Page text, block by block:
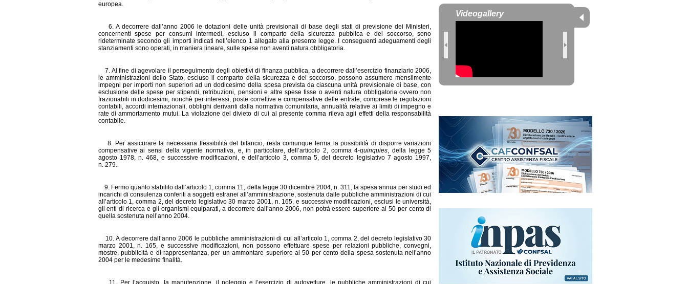
europea.
6. A decorrere dall’anno 2006 le dotazioni delle unità previsional i di base degli stati di previsione dei Ministeri,
concernenti spese per consumi intermedi, escluso il comparto della sicurezza pubblica e del soccorso, sono
rideterminate secondo gli importi indicati nell’elenco 1 allegato alla presente legge. I conseguenti adeguamenti degli
stanziamenti sono operati, in maniera lineare, sulle spese non aventi natura obbligatoria.
7. Al fine di agevolare il perseguimento degli obiettivi di finanza pubblica, a decorrere dall’esercizio finanziario 2006,
le amministrazioni dello Stato, escluso il comparto della sicurezza e del soccorso, possono assumere mensilmente
impegni per importi non superiori ad un dodicesimo della spesa prevista da ciascuna unità previsionale di base, con
esclusione delle spese per stipendi, retribuzioni, pensioni e altre spese fisse o aventi natura obbligatoria ovvero non
frazionabili in dodicesimi, nonchè per interessi, poste correttive e compensative delle entrate, comprese le regolazioni
contabili, accordi internazionali, obblighi derivanti dalla normativa comunitaria, annualità relative ai limiti di impegno e
rate di ammortamento mutui. La violazione del divieto di cui al presente comma rileva agli effetti della responsabilità
contabile.
8. Per assicurare la necessaria flessibilità del bilancio, resta comunque ferma la possibilità di disporre variazioni
compensative ai sensi della vigente normativa, e, in particolare, dell’articolo 2, comma 4-quinquies, della legge 5
agosto 1978, n. 468, e successive modificazioni, e dell’articolo 3, comma 5, del decreto legislativo 7 agosto 1997,
n. 279.
9. Fermo quanto stabilito dall’articolo 1, comma 11, della legge 30 dicembre 2004, n. 311, la spesa annua per studi ed
incarichi di consulenza conferiti a soggetti estranei all’amministrazione, sostenuta dalle pubbliche amministrazioni di cui
all’articolo 1, comma 2, del decreto legislativo 30 marzo 2001, n. 165, e successive modificazioni, esclusi le università,
gli enti di ricerca e gli organismi equiparati, a decorrere dall’anno 2006, non potrà essere superiore al 50 per cento di
quella sostenuta nell’anno 2004.
10. A decorrere dall’anno 2006 le pubbliche amministrazioni di cui all’articolo 1, comma 2, del decreto legislativo 30
marzo 2001, n. 165, e successive modificazioni, non possono effettuare spese per relazioni pubbliche, convegni,
mostre, pubblicità e di rappresentanza, per un ammontare superiore al 50 per cento della spesa sostenuta nell’anno
2004 per le medesime finalità.
11. Per l’acquisto, la manutenzione, il noleggio e l’esercizio di autovetture, le pubbliche amministrazioni di cui
Videogallery